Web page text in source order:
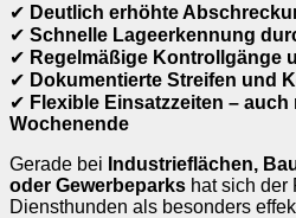
✔ Deutlich erhöhte
✔ Schnelle Lageerkennung
✔ Regelmäßige Kontrollgänge
✔ Dokumentierte Streifen und
✔ Flexible Einsatzzeiten –
Wochenende
Gerade bei Industrieflächen,
oder Gewerbeparks hat sich der
Diensthunden als besonders